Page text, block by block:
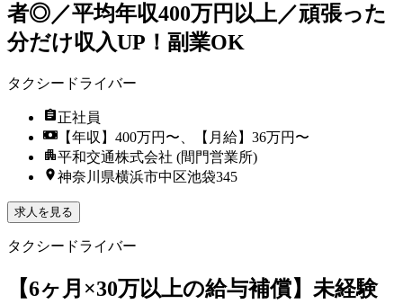
者◎／平均年収400万円以上／頑張った
分だけ収入UP！副業OK
タクシードライバー
正社員
【年収】400万円〜、【月給】36万円〜
平和交通株式会社 (間門営業所)
神奈川県横浜市中区池袋345
求人を見る
タクシードライバー
【6ヶ月×30万以上の給与補償】未経験